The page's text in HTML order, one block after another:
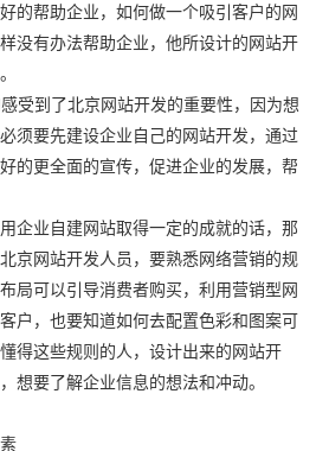
的帮助企业，如何做一个吸引客户的网
没有办法帮助企业，他所设计的网站开
受到了北京网站开发的重要性，因为想
须要先建设企业自己的网站开发，通过
的更全面的宣传，促进企业的发展，帮
企业自建网站取得一定的成就的话，那
京网站开发人员，要熟悉网络营销的规
局可以引导消费者购买，利用营销型网
户，也要知道如何去配置色彩和图案可
得这些规则的人，设计出来的网站开
想要了解企业信息的想法和冲动。